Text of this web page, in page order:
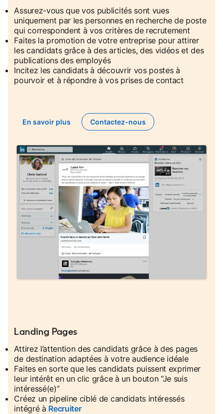
Assurez-vous que vos publicités sont vues
uniquement par les personnes en recherche de poste
qui correspondent à vos critères de recrutement
Faites la promotion de votre entreprise pour attirer
les candidats grâce à des articles, des vidéos et des
publications des employés
Incitez les candidats à découvrir vos postes à
pourvoir et à répondre à vos prises de contact
En savoir plus Contactez-nous
Landing Pages
Attirez l’attention des candidats grâce à des pages
de destination adaptées à votre audience idéale
Faites en sorte que les candidats puissent exprimer
leur intérêt en un clic grâce à un bouton “Je suis
intéressé(e)”
Créez un pipeline ciblé de candidats intéressés
intégré à Recruiter